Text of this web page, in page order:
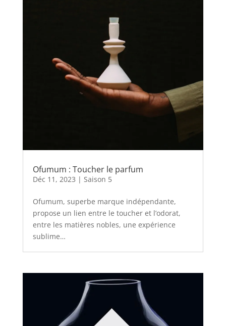
Ofumum : Toucher le parfum
Déc 11, 2023 | Saison 5
Ofumum, superbe marque indépendante,
propose un lien entre le toucher et l’odorat,
entre les matières nobles, une expérience
sublime…